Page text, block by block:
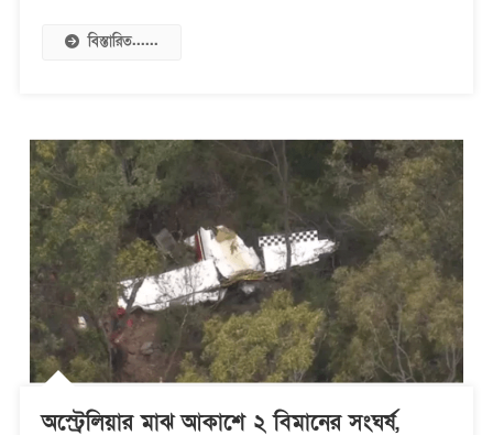
বিস্তারিত......
অস্ট্রেলিয়ার মাঝ আকাশে ২ বিমানের সংঘর্ষ,